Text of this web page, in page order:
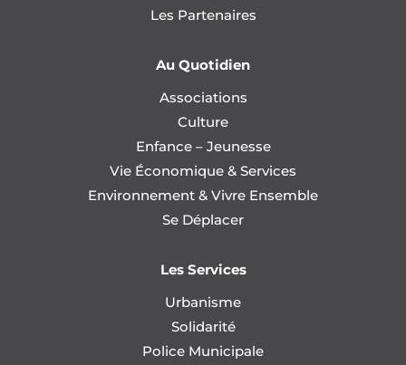
Les Partenaires
Au Quotidien
Associations
Culture
Enfance – Jeunesse
Vie Économique & Services
Environnement & Vivre Ensemble
Se Déplacer
Les Services
Urbanisme
Solidarité
Police Municipale